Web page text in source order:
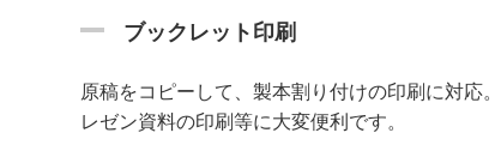
ブックレット印刷
原稿をコピーして、製本割り付けの印刷に対
レゼン資料の印刷等に大変便利です。